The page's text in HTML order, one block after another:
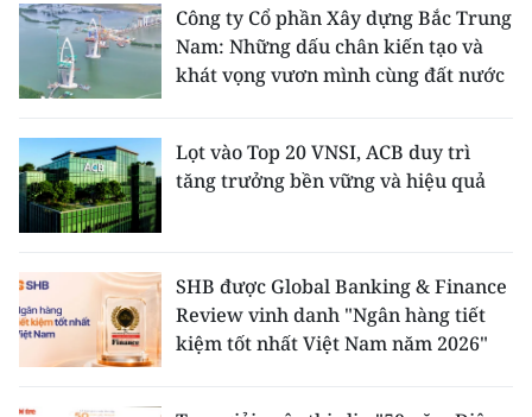
FRANÇAIS
РУССКИЙ
한국어
Công ty Cổ phần Xây dựng Bắc Trung
Nam: Những dấu chân kiến tạo và
khát vọng vươn mình cùng đất nước
Lọt vào Top 20 VNSI, ACB duy trì
tăng trưởng bền vững và hiệu quả
SHB được Global Banking & Finance
Review vinh danh "Ngân hàng tiết
kiệm tốt nhất Việt Nam năm 2026"